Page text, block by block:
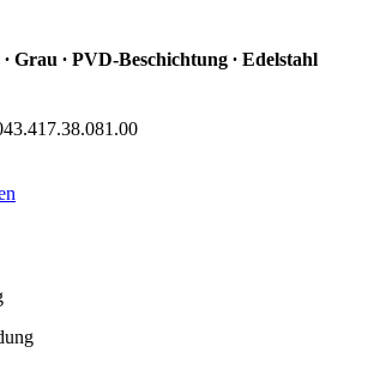
Grau ∙ PVD-Beschichtung ∙ Edelstahl